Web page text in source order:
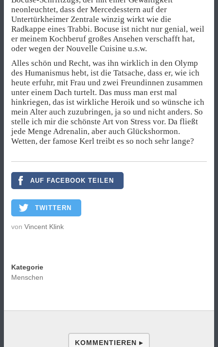
neonleuchtet, dass der Mercedesstern auf der
Untertürkheimer Zentrale winzig wirkt wie die
Radkappe eines Trabbi. Bocuse ist nicht nur genial, weil
er meinem Kochberuf großes Ansehen verschafft hat,
oder wegen der Nouvelle Cuisine u.s.w.
Alles schön und Recht, was ihn wirklich in den Olymp
des Humanismus hebt, ist die Tatsache, dass er, wie ich
heute erfuhr, mit Frau und zwei Freundinnen zusammen
unter einem Dach turtelt. Das muss man erst mal
hinkriegen, das ist wirkliche Heroik und so wünsche ich
mein Alter auch zuzubringen, ja so und nicht anders. So
stelle ich mir die schönste Art von Stress vor. Da fließt
jede Menge Adrenalin, aber auch Glückshormon.
Wetten, der famose Kerl treibt es so noch sehr lange?
AUF FACEBOOK TEILEN
TWITTERN
von Vincent Klink
Kategorie
Menschen
KOMMENTIEREN ▸